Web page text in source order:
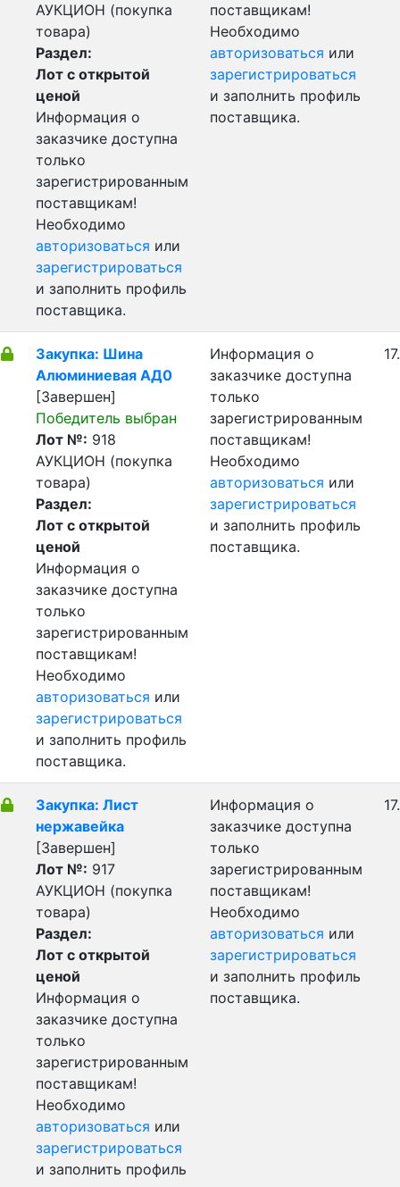
АУКЦИОН (покупка
товара)
Раздел:
Лот с открытой
ценой
Информация о
заказчике доступна
только
зарегистрированным
поставщикам!
Необходимо
авторизоваться или
зарегистрироваться
и заполнить профиль
поставщика.
поставщикам!
Необходимо
авторизоваться или
зарегистрироваться
и заполнить профиль
поставщика.
Закупка: Шина
Алюминиевая АД0
[Завершен]
Победитель выбран
Лот №: 918
АУКЦИОН (покупка
товара)
Раздел:
Лот с открытой
ценой
Информация о
заказчике доступна
только
зарегистрированным
поставщикам!
Необходимо
авторизоваться или
зарегистрироваться
и заполнить профиль
поставщика.
Информация о
заказчике доступна
только
зарегистрированным
поставщикам!
Необходимо
авторизоваться или
зарегистрироваться
и заполнить профиль
поставщика.
Закупка: Лист
нержавейка
[Завершен]
Лот №: 917
АУКЦИОН (покупка
товара)
Раздел:
Лот с открытой
ценой
Информация о
заказчике доступна
только
зарегистрированным
поставщикам!
Необходимо
авторизоваться или
зарегистрироваться
и заполнить профиль
Информация о
заказчике доступна
только
зарегистрированным
поставщикам!
Необходимо
авторизоваться или
зарегистрироваться
и заполнить профиль
поставщика.